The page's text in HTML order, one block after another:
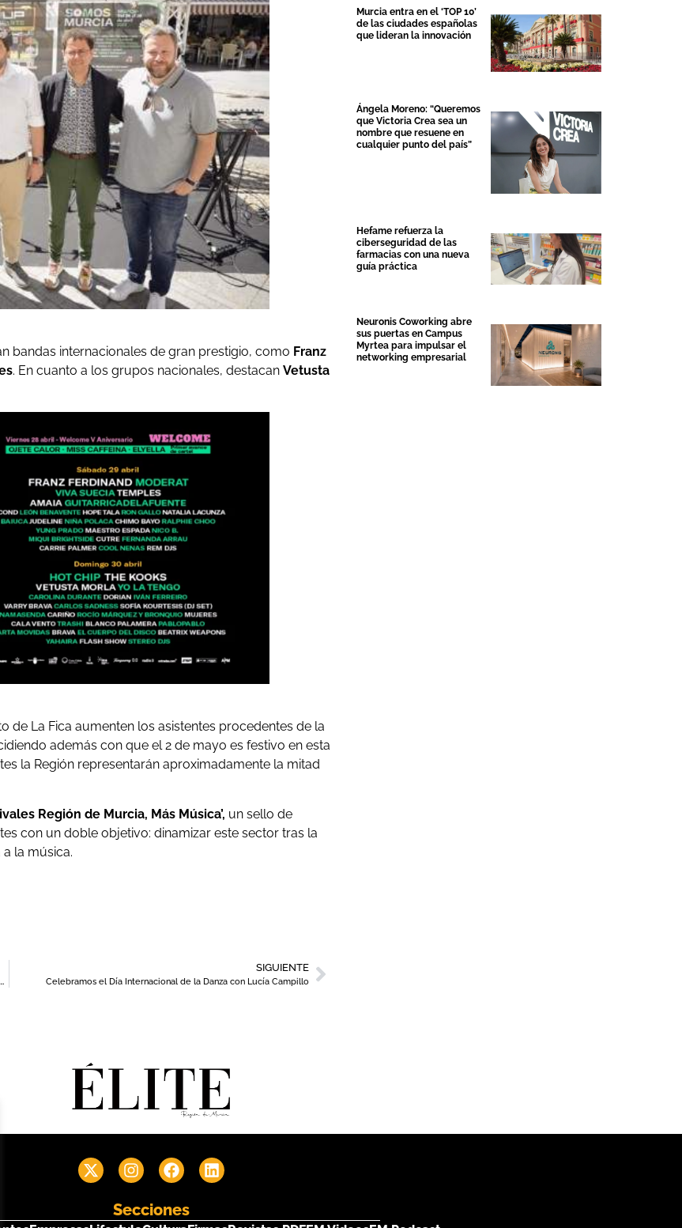
bandas internacionales de gran prestigio, como Franz
. En cuanto a los grupos nacionales, destacan Vetusta
de La Fica aumenten los asistentes procedentes de la
además con que el 2 de mayo es festivo en esta
la Región representarán aproximadamente la mitad
Región de Murcia, Más Música’, un sello de
con un doble objetivo: dinamizar este sector tras la
la música.
Nuevas actividades gratuitas en el Centro Municipal Gastronómico de Murcia
SIGUIENTE
Celebramos el Día Internacional de la Danza con Lucía Campillo
Murcia entra en el ‘TOP 10’
de las ciudades españolas
que lideran la innovación
Ángela Moreno: “Queremos
que Victoria Crea sea un
nombre que resuene en
cualquier punto del país”
Hefame refuerza la
ciberseguridad de las
farmacias con una nueva
guía práctica
Neuronis Coworking abre
sus puertas en Campus
Myrtea para impulsar el
networking empresarial
Secciones